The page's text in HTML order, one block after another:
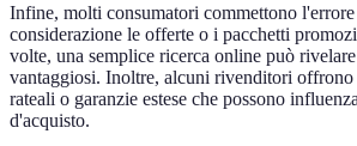
Infine, molti consumatori commettono
considerazione le offerte o i pacchetti
volte, una semplice ricerca online può
vantaggiosi. Inoltre, alcuni rivenditori offrono
rateali o garanzie estese che possono
d'acquisto.